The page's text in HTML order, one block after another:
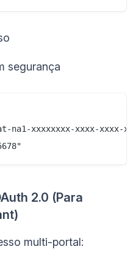
segurança
na1-xxxxxxxx-xxxx-xxxx-
2.0 (Para
multi-portal: